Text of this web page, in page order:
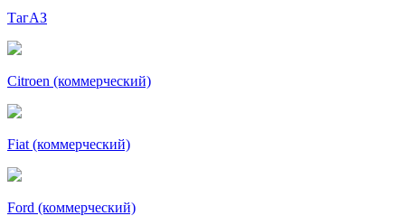
ТагАЗ
Citroen (коммерческий)
Fiat (коммерческий)
Ford (коммерческий)